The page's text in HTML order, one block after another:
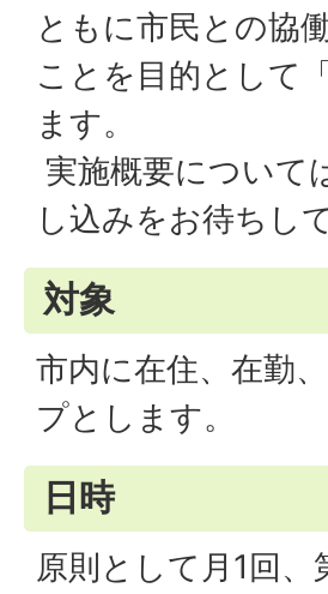
ともに市民との協
ことを目的として
ます。
実施概要について
し込みをお待ちし
対象
市内に在住、在勤
プとします。
日時
原則として月1回